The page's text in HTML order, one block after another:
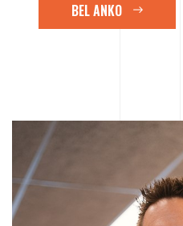
BEL ANKO